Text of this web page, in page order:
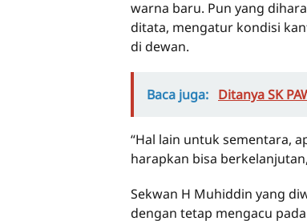
warna baru. Pun yang
ditata, mengatur kondisi
di dewan.
Baca juga: Ditanya SK
“Hal lain untuk sementara,
harapkan bisa
Sekwan H Muhiddin yang
dengan tetap mengacu